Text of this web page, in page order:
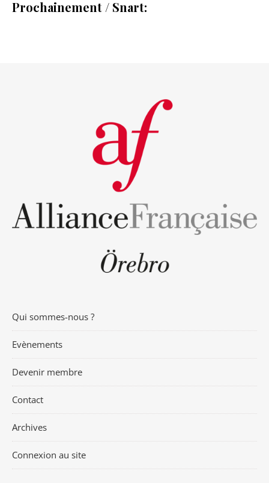
Prochainement / Snart:
Qui sommes-nous ?
Evènements
Devenir membre
Contact
Archives
Connexion au site